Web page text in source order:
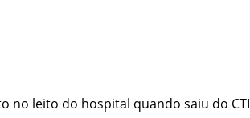
no leito do hospital quando saiu do CTI